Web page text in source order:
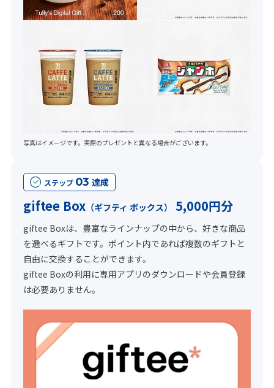
写真はイメージです。実際のプレゼントと異なる場合がございます。
ステップ 03 達成
giftee Box（ギフティ ボックス） 5,000円分
giftee Boxは、豊富なラインナップの中から、好きな商品
を選べるギフトです。ポイント内であれば複数のギフトと
自由に交換することができます。
giftee Boxの利用に専用アプリのダウンロードや会員登録
は必要ありません。